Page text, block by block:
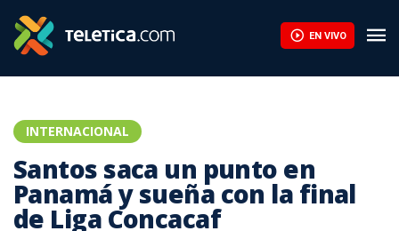
EN VIVO
INTERNACIONAL
Santos saca un punto en
Panamá y sueña con la final
de Liga Concacaf